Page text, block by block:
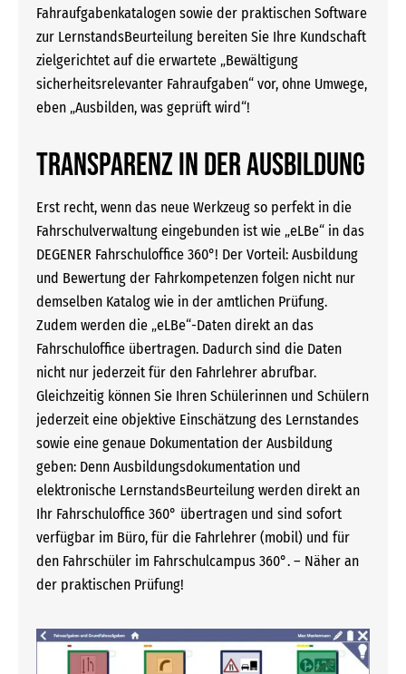
Fahraufgabenkatalogen sowie der praktischen Software
zur LernstandsBeurteilung bereiten Sie Ihre Kundschaft
zielgerichtet auf die erwartete „Bewältigung
sicherheitsrelevanter Fahraufgaben“ vor, ohne Umwege,
eben „Ausbilden, was geprüft wird“!
TRANSPARENZ IN DER AUSBILDUNG
Erst recht, wenn das neue Werkzeug so perfekt in die
Fahrschulverwaltung eingebunden ist wie „eLBe“ in das
DEGENER Fahrschuloffice 360°! Der Vorteil: Ausbildung
und Bewertung der Fahrkompetenzen folgen nicht nur
demselben Katalog wie in der amtlichen Prüfung.
Zudem werden die „eLBe“-Daten direkt an das
Fahrschuloffice übertragen. Dadurch sind die Daten
nicht nur jederzeit für den Fahrlehrer abrufbar.
Gleichzeitig können Sie Ihren Schülerinnen und Schülern
jederzeit eine objektive Einschätzung des Lernstandes
sowie eine genaue Dokumentation der Ausbildung
geben: Denn Ausbildungsdokumentation und
elektronische LernstandsBeurteilung werden direkt an
Ihr Fahrschuloffice 360° übertragen und sind sofort
verfügbar im Büro, für die Fahrlehrer (mobil) und für
den Fahrschüler im Fahrschulcampus 360°. – Näher an
der praktischen Prüfung!